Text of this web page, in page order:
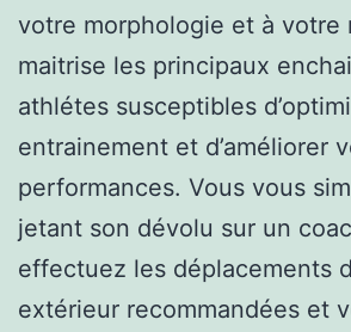
votre morphologie et à votre
maitrise les principaux
athlétes susceptibles
entrainement et d’améliorer
performances. Vous vous
jetant son dévolu sur un
effectuez les déplacements
extérieur recommandées et